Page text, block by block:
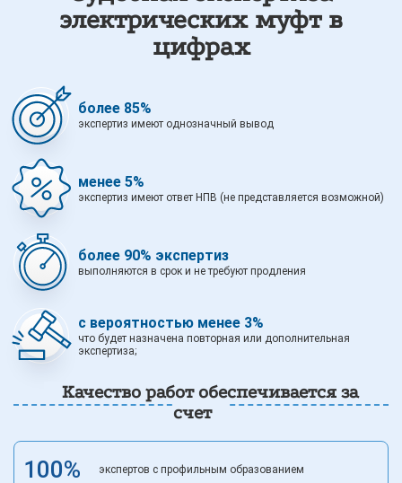
электрических муфт в
цифрах
более 85%
экспертиз имеют однозначный вывод
менее 5%
экспертиз имеют ответ НПВ (не представляется возможной)
более 90% экспертиз
выполняются в срок и не требуют продления
с вероятностью менее 3%
что будет назначена повторная или дополнительная
экспертиза;
Качество работ обеспечивается за
счет
100% экспертов с профильным образованием